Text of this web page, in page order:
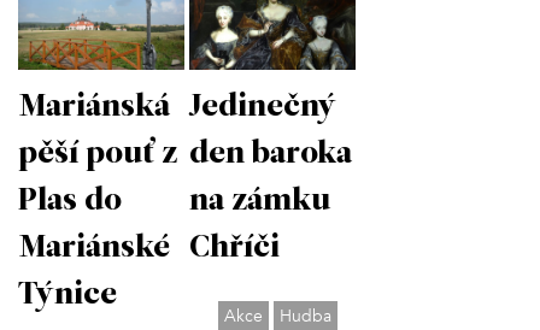
Mariánská
pěší pouť z
Plas do
Mariánské
Týnice
Jedinečný
den baroka
na zámku
Chříči
Akce
Hudba